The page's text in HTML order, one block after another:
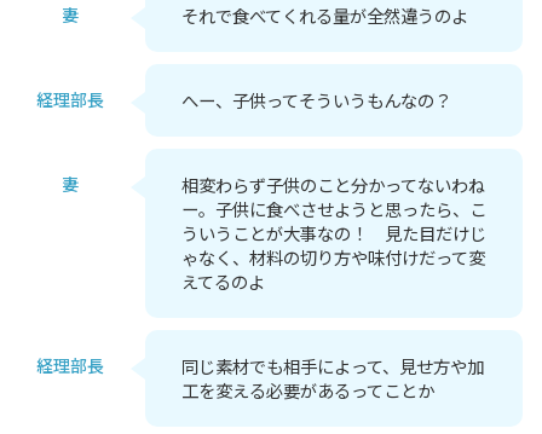
妻 それで食べてくれる量が全然違うのよ
経理部長 へー、子供ってそういうもんなの？
妻
相変わらず子供のこと分かってないわね
ー。子供に食べさせようと思ったら、こ
ういうことが大事なの！ 見た目だけじ
ゃなく、材料の切り方や味付けだって変
えてるのよ
経理部長
同じ素材でも相手によって、見せ方や加
工を変える必要があるってことか